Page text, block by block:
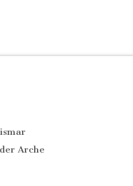
Arche